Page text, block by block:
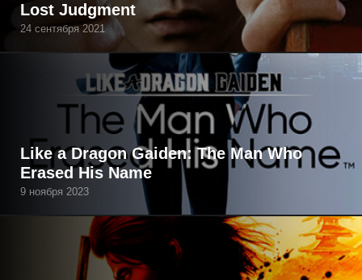
Lost Judgment
24 сентября 2021
Like a Dragon Gaiden: The Man Who
Erased His Name
9 ноября 2023